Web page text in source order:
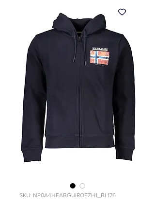
SKU: NP0A4HEABGUIROFZH1_BL176